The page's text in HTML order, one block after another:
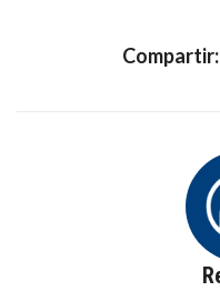
Compartir: